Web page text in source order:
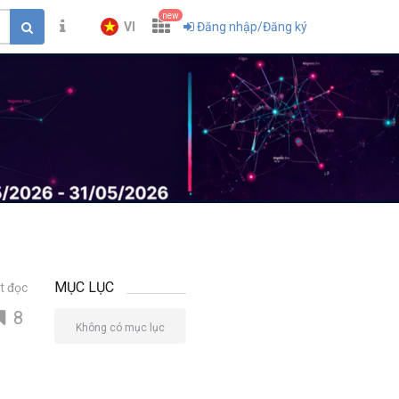
VI
new
Đăng nhập/Đăng ký
đọc
8
MỤC LỤC
Không có mục lục